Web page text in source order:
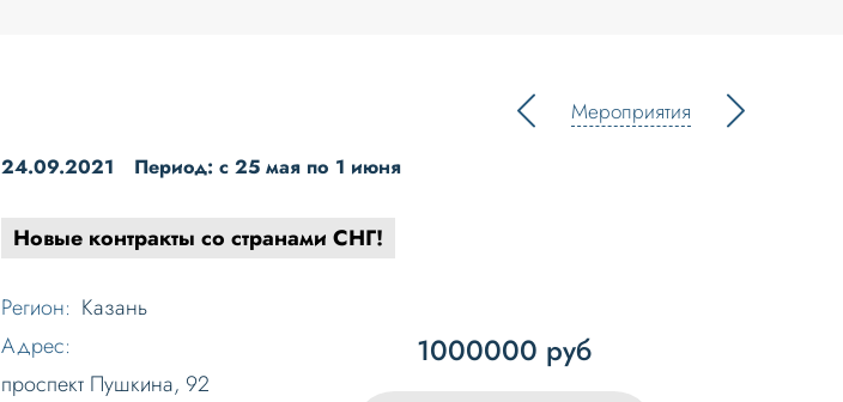
Мероприятия
24.09.2021 Период: c 25 мая по 1 июня
Новые контракты со странами СНГ!
1000000 руб
Регион: Казань
Адрес:
проспект Пушкина, 92